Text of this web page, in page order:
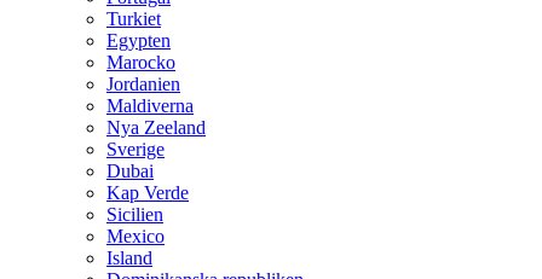
Turkiet
Egypten
Marocko
Jordanien
Maldiverna
Nya Zeeland
Sverige
Dubai
Kap Verde
Sicilien
Mexico
Island